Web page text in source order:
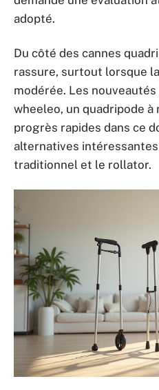
adopté.
Du côté des cannes
rassure, surtout lorsque
modérée. Les
wheeleo, un quadripode
progrès rapides dans ce
alternatives
traditionnel et le rollator.